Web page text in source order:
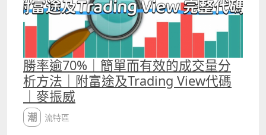
httpswww.youtube.comwatchv=_k16D3moiugamp;t=5s
Backtest Report
httpswww.tradingview.comscriptNJDkHQ5oICT%E7%AD
%96%E7%95%A5%E6%94%B9%E8%89%AF%E7%89%88
2%E7%BE%8E%E6%9C%9F%E7%89%8810 2 ICT 策略改
良版_美股及ETF版本 YouTube介紹影片
httpsyoutu.be4YzpHdt73NEsi=UV7Pzztp1Ii_rfG Backtest
Report
httpswww.tradingview.comscriptK3wgWwILICT%E7%A
D%96%E7%95%A5%E6%94%B9%E8%89%AF%E7%89%8
勝率逾70%｜簡單而有效的成交量分
析方法｜附富途及Trading View代碼
｜麥振威
潮流特區